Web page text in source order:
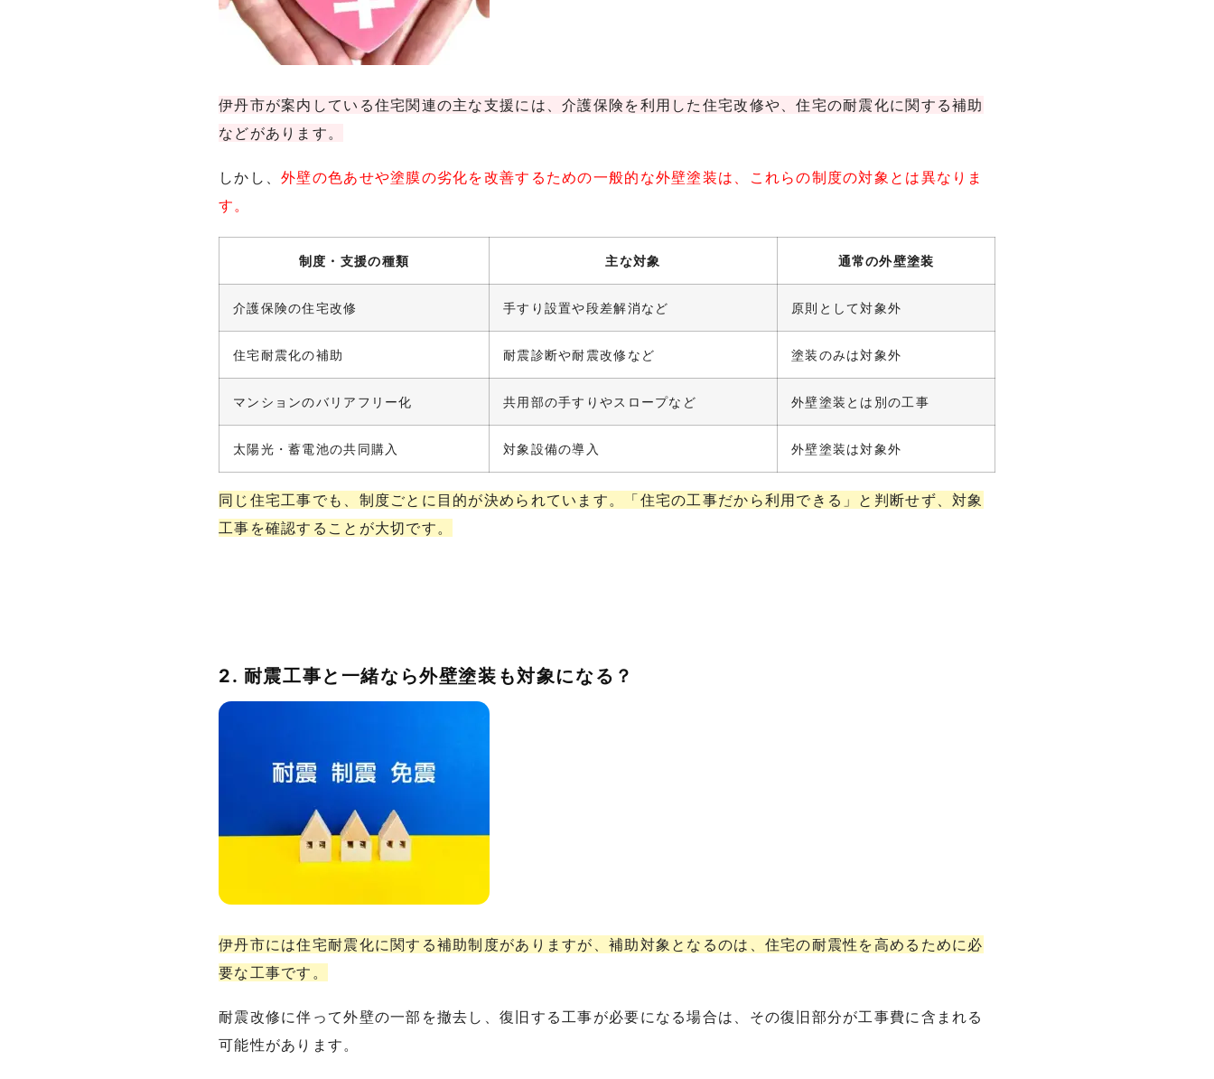
伊丹市が案内している住宅関連の主な支援には、介護保険を利用した住宅改修や、住宅の耐震化に関する補助
などがあります。
しかし、外壁の色あせや塗膜の劣化を改善するための一般的な外壁塗装は、これらの制度の対象とは異なりま
す。
制度・支援の種類 主な対象 通常の外壁塗装
介護保険の住宅改修 手すり設置や段差解消など 原則として対象外
住宅耐震化の補助 耐震診断や耐震改修など 塗装のみは対象外
マンションのバリアフリー化 共用部の手すりやスロープなど 外壁塗装とは別の工事
太陽光・蓄電池の共同購入 対象設備の導入 外壁塗装は対象外
同じ住宅工事でも、制度ごとに目的が決められています。「住宅の工事だから利用できる」と判断せず、対象
工事を確認することが大切です。
2. 耐震工事と一緒なら外壁塗装も対象になる？
伊丹市には住宅耐震化に関する補助制度がありますが、補助対象となるのは、住宅の耐震性を高めるために必
要な工事です。
耐震改修に伴って外壁の一部を撤去し、復旧する工事が必要になる場合は、その復旧部分が工事費に含まれる
可能性があります。